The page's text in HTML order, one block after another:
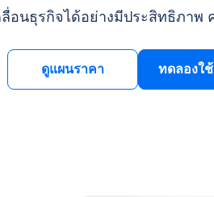
อนธุรกิจได้อย่างมีประสิทธิภาพ
ดูแผนราคา ทดลองใ